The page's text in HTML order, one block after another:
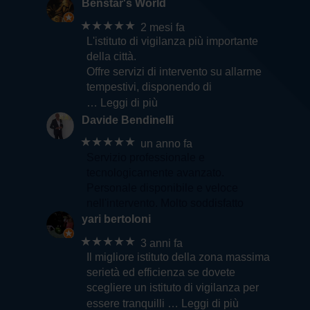
durata del trattamento
I dati personali raccolti da La Lince sono
necessari per:
Iscriversi alla newsletter
Richiedere un preventivo (Privati)
Proporre la propria candidatura
spontanea (CV)
Attivare l’help desk
marketing relative alle attività di La Lince.
Le basi giuridiche per il trattamento, ai sensi
dell’art. 6 del Regolamento 2016/679 UE, sono:
a) Il consenso;
Benstar's World
★★★★★ 2 mesi fa
L'istituto di vigilanza più importante
della città.
Offre servizi di intervento su allarme
tempestivi, disponendo di
… Leggi di più
Davide Bendinelli
★★★★★ un anno fa
yari bertoloni
★★★★★ 3 anni fa
Il migliore istituto della zona massima
serietà ed efficienza se dovete
scegliere un istituto di vigilanza per
essere tranquilli … Leggi di più